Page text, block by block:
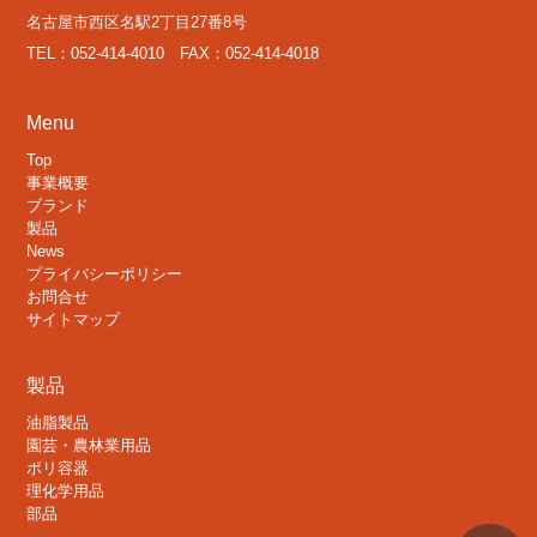
名古屋市西区名駅2丁目27番8号
TEL：052-414-4010 FAX：052-414-4018
Menu
Top
事業概要
ブランド
製品
News
プライバシーポリシー
お問合せ
サイトマップ
製品
油脂製品
園芸・農林業用品
ポリ容器
理化学用品
部品